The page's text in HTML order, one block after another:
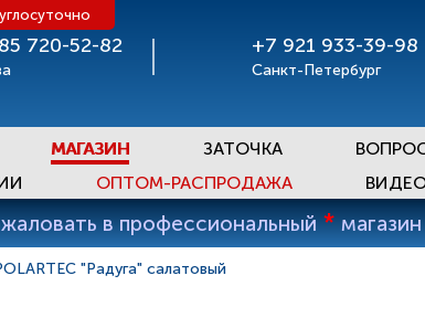
720-52-82 +7 921 933-39-98
Санкт-Петербург
МАГАЗИН ЗАТОЧКА
ОПТОМ-РАСПРОДАЖА
в профессиональный *
"Радуга" салатовый